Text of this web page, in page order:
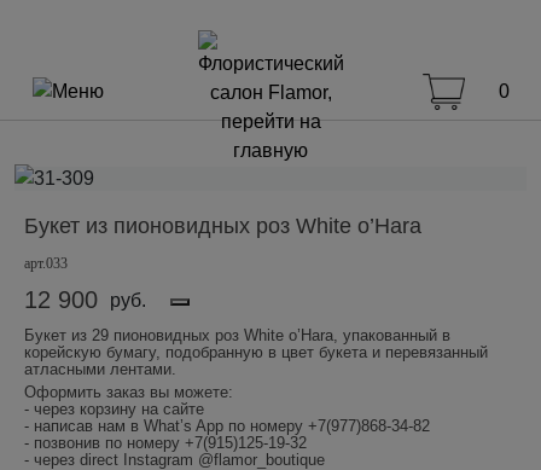
0
Букет из пионовидных роз White o’Hara
арт.033
Букет из 29 пионовидных роз White o’Hara, упакованный в
корейскую бумагу, подобранную в цвет букета и перевязанный
атласными лентами.
Оформить заказ вы можете:
- через корзину на сайте
- написав нам в What’s App по номеру +7(977)868-34-82
- позвонив по номеру +7(915)125-19-32
- через direct Instagram @flamor_boutique
12 900 руб.